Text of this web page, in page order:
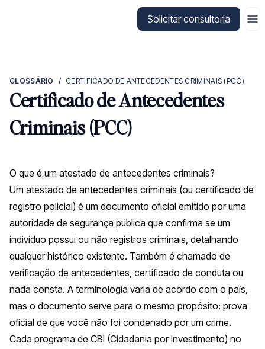
Solicitar consultoria
GLOSSÁRIO / CERTIFICADO DE ANTECEDENTES CRIMINAIS (PCC)
Certificado de Antecedentes
Criminais (PCC)
O que é um atestado de antecedentes criminais?
Um atestado de antecedentes criminais (ou certificado de
registro policial) é um documento oficial emitido por uma
autoridade de segurança pública que confirma se um
indivíduo possui ou não registros criminais, detalhando
qualquer histórico existente. Também é chamado de
verificação de antecedentes, certificado de conduta ou
nada consta. A terminologia varia de acordo com o país,
mas o documento serve para o mesmo propósito: prova
oficial de que você não foi condenado por um crime.
Cada programa de CBI (Cidadania por Investimento) no